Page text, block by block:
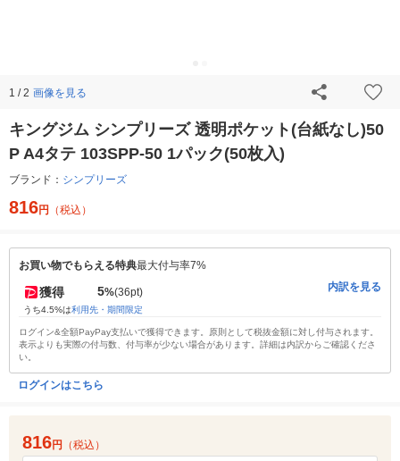
1 / 2 画像を見る
キングジム シンプリーズ 透明ポケット(台紙なし)50
P A4タテ 103SPP-50 1パック(50枚入)
ブランド： シンプリーズ
816円 （税込）
お買い物でもらえる特典最大付与率7%
獲得 5%(36pt)
うち4.5%は利用先・期間限定
内訳を見る
ログイン&全額PayPay支払いで獲得できます。原則として税抜金額に対し付与されます。
表示よりも実際の付与数、付与率が少ない場合があります。詳細は内訳からご確認くださ
い。
ログインはこちら
816円 （税込）